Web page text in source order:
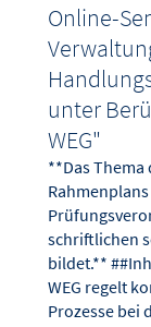
Online-
unter
WEG"
**Das Thema
schriftlichen
bildet.**
WEG regelt
Prozesse bei